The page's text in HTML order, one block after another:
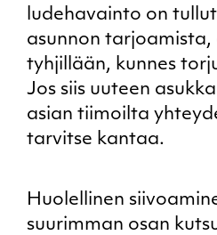
ludehavainto on
asunnon
tyhjillään, kunnes
Jos siis uuteen
asian tiimoilta
tarvitse kantaa.
Huolellinen
suurimman osan